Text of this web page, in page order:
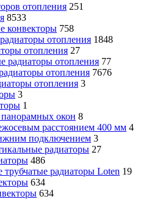
отопления 251
8533
конвекторы 758
отопления 1848
отопления 27
радиаторы отопления 77
отопления 7676
отопления 3
3
1
окон 8
расстоянием 400 мм 4
подключением 3
радиаторы 27
486
трубчатые радиаторы Loten 19
634
634